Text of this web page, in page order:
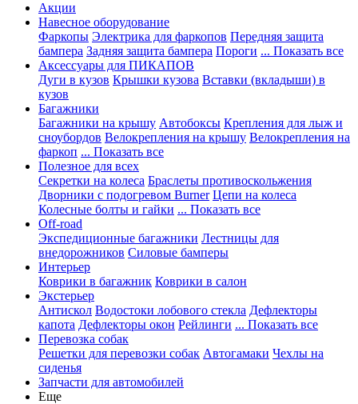
Акции
Навесное оборудование
Фаркопы Электрика для фаркопов Передняя защита
бампера Задняя защита бампера Пороги ... Показать все
Аксессуары для ПИКАПОВ
Дуги в кузов Крышки кузова Вставки (вкладыши) в
кузов
Багажники
Багажники на крышу Автобоксы Крепления для лыж и
сноубордов Велокрепления на крышу Велокрепления на
фаркоп ... Показать все
Полезное для всех
Секретки на колеса Браслеты противоскольжения
Дворники с подогревом Burner Цепи на колеса
Колесные болты и гайки ... Показать все
Off-road
Экспедиционные багажники Лестницы для
внедорожников Силовые бамперы
Интерьер
Коврики в багажник Коврики в салон
Экстерьер
Антискол Водостоки лобового стекла Дефлекторы
капота Дефлекторы окон Рейлинги ... Показать все
Перевозка собак
Решетки для перевозки собак Автогамаки Чехлы на
сиденья
Запчасти для автомобилей
Еще